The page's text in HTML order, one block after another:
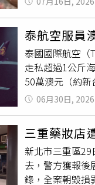
整拼湊她生前
擇結束自己的
家人，因此希望
後，不少粉絲震
很難過」、「願
方早日查明真相
提醒您：飲酒勿
粉末，已送驗釐
場，先將被害
送辦。警方在現
不明膠囊3個、
毒品案移送新北
泰航空服員
泰國國際航空（
走私超過1公斤
50萬澳元（約
切聯繫，全力配
洲聯邦警察指
攜帶12個托特
粉末，經初步鑑
管制毒品」及「
法院裁定羈押
關持續偵辦。另
06月30日, 2026
三重藥妝店
新北市三重區
去，警方獲報後
錄，全案朝毀損